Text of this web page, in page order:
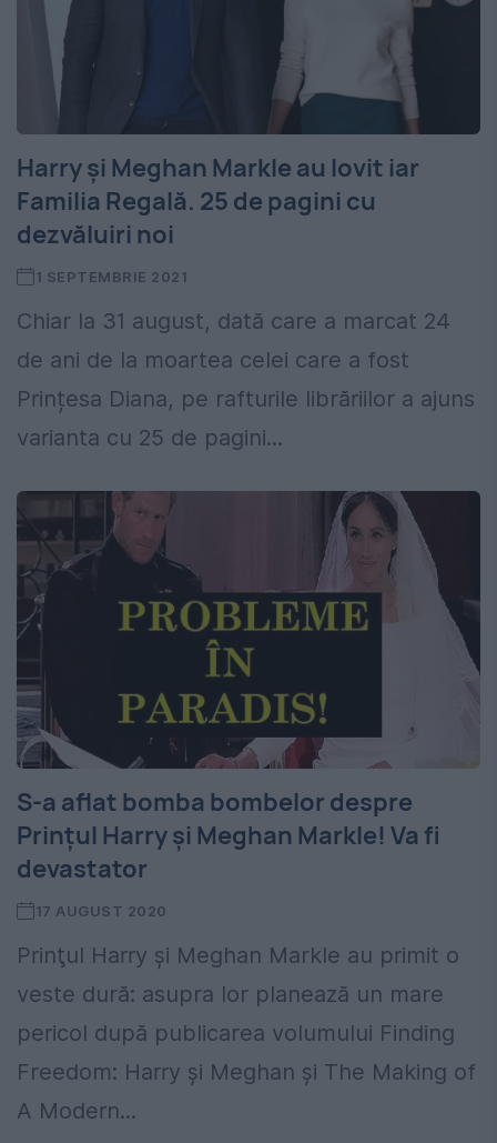
Harry și Meghan Markle au lovit iar
Familia Regală. 25 de pagini cu
dezvăluiri noi
1 SEPTEMBRIE 2021
Chiar la 31 august, dată care a marcat 24
de ani de la moartea celei care a fost
Prințesa Diana, pe rafturile librăriilor a ajuns
varianta cu 25 de pagini...
S-a aflat bomba bombelor despre
Prinţul Harry şi Meghan Markle! Va fi
devastator
17 AUGUST 2020
Prinţul Harry şi Meghan Markle au primit o
veste dură: asupra lor planează un mare
pericol după publicarea volumului Finding
Freedom: Harry și Meghan și The Making of
A Modern...